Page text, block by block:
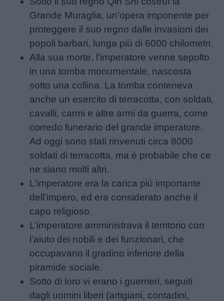
Grande Muraglia, un’opera imponente per
proteggere il suo regno dalle invasioni dei
popoli barbari, lunga più di 6000 chilometri.
Alla sua morte, l’imperatore venne sepolto
in una tomba monumentale, nascosta
sotto una collina. La tomba conteneva
anche un esercito di terracotta, con soldati,
cavalli, carmi e altre armi da guerra, come
corredo funerario del grande imperatore.
Ad oggi sono stati rinvenuti circa 8000
soldati di terracotta, ma è probabile che ce
ne siano molti altri.
L’imperatore era la carica più importante
dell’impero, ed era considerato anche il
capo religioso.
L’imperatore amministrava il territorio con
l’aiuto dei nobili e dei funzionari, che
occupavano il gradino inferiore della
piramide sociale.
Sotto di loro vi erano i guerrieri, seguiti
dagli uomini liberi (artigiani, contadini,